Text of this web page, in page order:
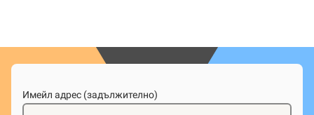
Имейл адрес (задължително)